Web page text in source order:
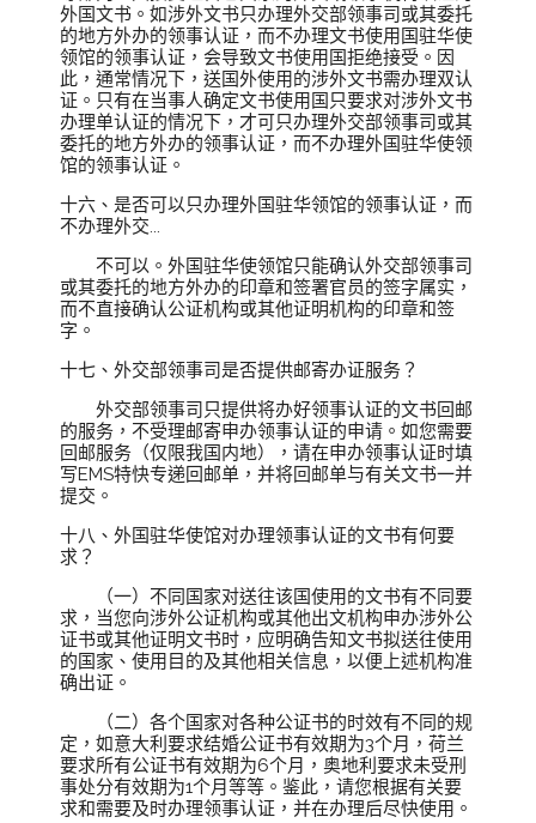
外国文书。如涉外文书只办理外交部领事司或其委托
的地方外办的领事认证，而不办理文书使用国驻华使
领馆的领事认证，会导致文书使用国拒绝接受。因
此，通常情况下，送国外使用的涉外文书需办理双认
证。只有在当事人确定文书使用国只要求对涉外文书
办理单认证的情况下，才可只办理外交部领事司或其
委托的地方外办的领事认证，而不办理外国驻华使领
馆的领事认证。
十六、是否可以只办理外国驻华领馆的领事认证，而
不办理外交...
不可以。外国驻华使领馆只能确认外交部领事司
或其委托的地方外办的印章和签署官员的签字属实，
而不直接确认公证机构或其他证明机构的印章和签
字。
十七、外交部领事司是否提供邮寄办证服务？
外交部领事司只提供将办好领事认证的文书回邮
的服务，不受理邮寄申办领事认证的申请。如您需要
回邮服务（仅限我国内地），请在申办领事认证时填
写EMS特快专递回邮单，并将回邮单与有关文书一并
提交。
十八、外国驻华使馆对办理领事认证的文书有何要
求？
（一）不同国家对送往该国使用的文书有不同要
求，当您向涉外公证机构或其他出文机构申办涉外公
证书或其他证明文书时，应明确告知文书拟送往使用
的国家、使用目的及其他相关信息，以便上述机构准
确出证。
（二）各个国家对各种公证书的时效有不同的规
定，如意大利要求结婚公证书有效期为3个月，荷兰
要求所有公证书有效期为6个月，奥地利要求未受刑
事处分有效期为1个月等等。鉴此，请您根据有关要
求和需要及时办理领事认证，并在办理后尽快使用。